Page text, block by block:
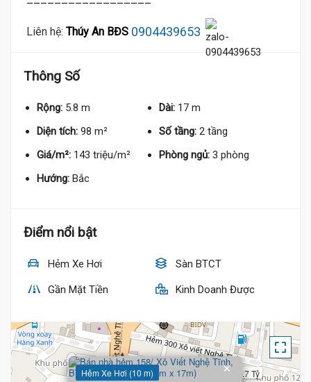
Liên hệ: Thúy An BĐS 0904439653
Thông Số
Rộng: 5.8 m Dài: 17 m
Diện tích: 98 m² Số tầng: 2 tầng
Giá/m²: 143 triệu/m² Phòng ngủ: 3 phòng
Hướng: Bắc
Điểm nổi bật
Hẻm Xe Hơi Sàn BTCT
Gần Mặt Tiền Kinh Doanh Được
15.7 Tỷ
Hẻm Xe Hơi (10 m) ×